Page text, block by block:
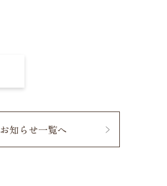
お知らせ一覧へ